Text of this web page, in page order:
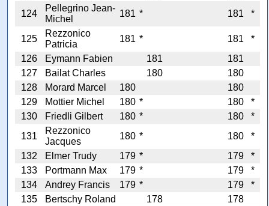
124
Pellegrino Jean-
Michel
181 * 181 *
125
Rezzonico
Patricia
181 * 181
*
126
Eymann Fabien 181
181
127
Bailat Charles 180
180
128
Morard Marcel 180
180
129
Mottier Michel 180 * 180
*
130
Friedli Gilbert 180 * 180
*
131
Rezzonico
Jacques
180 * 180
*
132
Elmer Trudy 179 * 179
*
133
Portmann Max 179 * 179
*
134
Andrey Francis 179 * 179
*
135
Bertschy Roland 178
178